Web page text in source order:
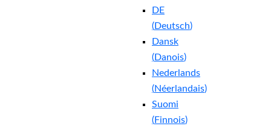
DE
(Deutsch)
Dansk
(Danois)
Nederlands
(Néerlandais)
Suomi
(Finnois)